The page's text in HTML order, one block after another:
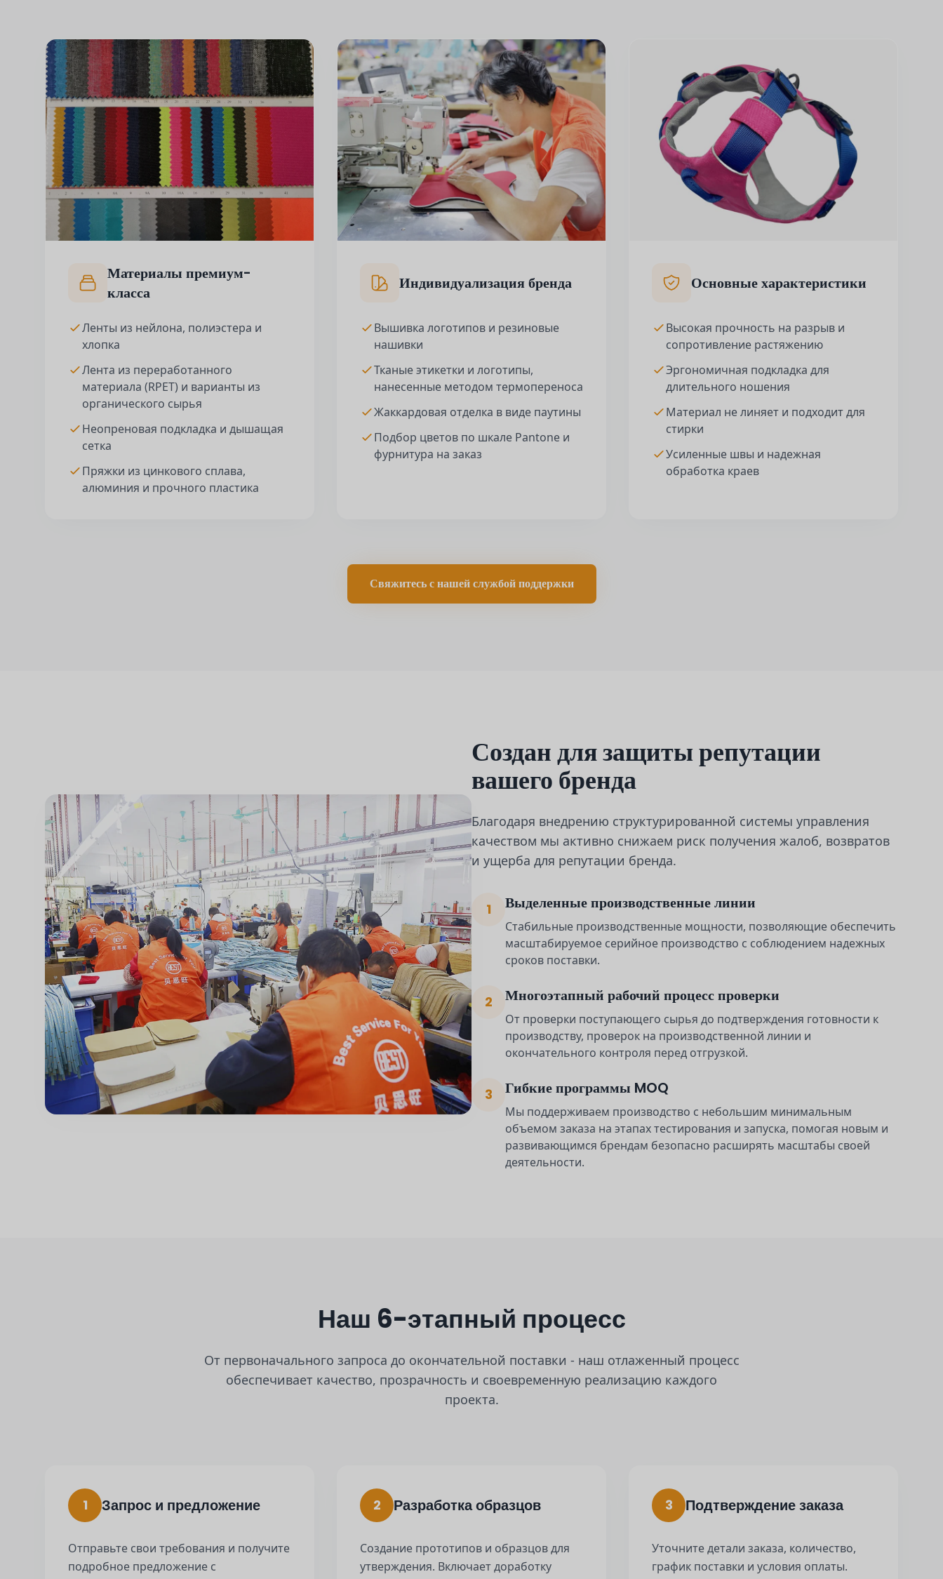
Материалы премиум-
класса
Ленты из нейлона, полиэстера и
хлопка
Лента из переработанного
материала (RPET) и варианты из
органического сырья
Неопреновая подкладка и дышащая
сетка
Пряжки из цинкового сплава,
алюминия и прочного пластика
Индивидуализация бренда
Вышивка логотипов и резиновые
нашивки
Тканые этикетки и логотипы,
нанесенные методом термопереноса
Жаккардовая отделка в виде паутины
Подбор цветов по шкале Pantone и
фурнитура на заказ
Основные характеристики
Высокая прочность на разрыв и
сопротивление растяжению
Эргономичная подкладка для
длительного ношения
Материал не линяет и подходит для
стирки
Усиленные швы и надежная
обработка краев
Свяжитесь с нашей службой поддержки
Создан для защиты репутации
вашего бренда
Благодаря внедрению структурированной системы управления
качеством мы активно снижаем риск получения жалоб, возвратов
и ущерба для репутации бренда.
1 Выделенные производственные линии
Стабильные производственные мощности, позволяющие обеспечить
масштабируемое серийное производство с соблюдением надежных
сроков поставки.
2 Многоэтапный рабочий процесс проверки
От проверки поступающего сырья до подтверждения готовности к
производству, проверок на производственной линии и
окончательного контроля перед отгрузкой.
3 Гибкие программы MOQ
Мы поддерживаем производство с небольшим минимальным
объемом заказа на этапах тестирования и запуска, помогая новым и
развивающимся брендам безопасно расширять масштабы своей
деятельности.
Наш 6-этапный процесс
От первоначального запроса до окончательной поставки - наш отлаженный процесс
обеспечивает качество, прозрачность и своевременную реализацию каждого
проекта.
1 Запрос и предложение
Отправьте свои требования и получите
подробное предложение с
2 Разработка образцов
Создание прототипов и образцов для
утверждения. Включает доработку
3 Подтверждение заказа
Уточните детали заказа, количество,
график поставки и условия оплаты.